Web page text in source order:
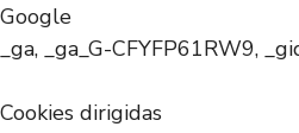
Google
_ga, _ga_G-CFYFP61RW9,
Cookies dirigidas